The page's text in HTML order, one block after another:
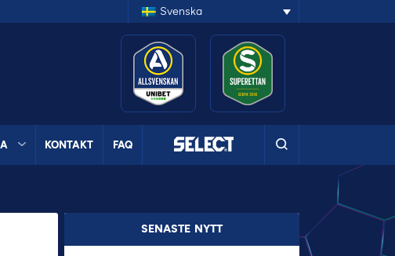
Svenska
KONTAKT FAQ
SENASTE NYTT